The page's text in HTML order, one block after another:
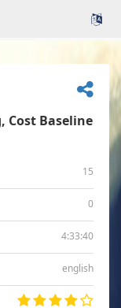
Cost Baseline
15
0
4:33:40
english